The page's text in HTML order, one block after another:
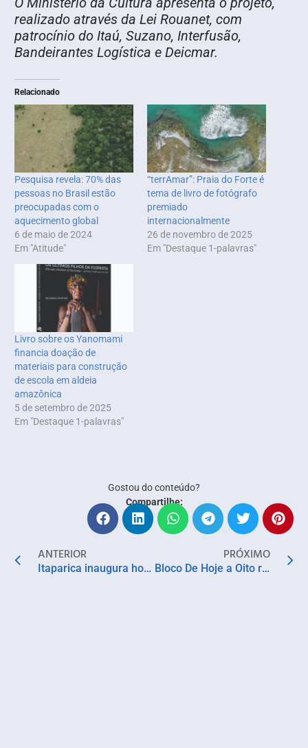
realizado através da Lei Rouanet, com
patrocínio do Itaú, Suzano, Interfusão,
Bandeirantes Logística e Deicmar.
Relacionado
Pesquisa revela: 70% das
pessoas no Brasil estão
preocupadas com o
aquecimento global
6 de maio de 2024
Em "Atitude"
“terrAmar”: Praia do Forte é
tema de livro de fotógrafo
premiado
internacionalmente
26 de novembro de 2025
Em "Destaque 1-palavras"
Livro sobre os Yanomami
financia doação de
materiais para construção
de escola em aldeia
amazônica
5 de setembro de 2025
Em "Destaque 1-palavras"
Gostou do conteúdo?
Compartilhe:
ANTERIOR
Itaparica inaugura hoje a decoração natalina e abre programação que anima a cidade em dezembro
PRÓXIMO
Bloco De Hoje a Oito reúne Nelson Rufino e convidados neste sábado